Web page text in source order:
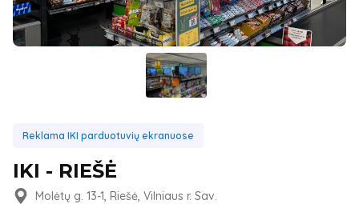
Reklama IKI parduotuvių ekranuose
IKI - RIEŠĖ
Molėtų g. 13-1, Riešė, Vilniaus r. Sav.